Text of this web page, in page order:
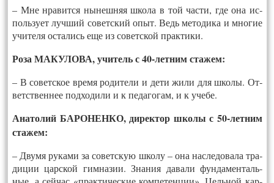
– Мне нра­вит­ся ны­неш­няя шко­ла в той час­ти, где она ис­
поль­зу­ет луч­ший со­ветс­кий опыт. Ведь ме­тоди­ка и мно­гие
учи­теля ос­та­лись еще из со­ветс­кой прак­ти­ки.
Ро­за МА­КУЛО­ВА, учи­тель с 40-лет­ним ста­жем:
– В со­ветс­кое вре­мя ро­дите­ли и де­ти жи­ли для шко­лы. От­
ветс­твен­нее под­хо­дили и к пе­даго­гам, и к уче­бе.
Ана­толий БА­РОНЕН­КО, ди­рек­тор шко­лы с 50-лет­ним
ста­жем:
– Дву­мя ру­ками за со­ветс­кую шко­лу – она нас­ле­дова­ла тра­
диции царс­кой гим­на­зии. Зна­ния да­вали фун­да­мен­таль­